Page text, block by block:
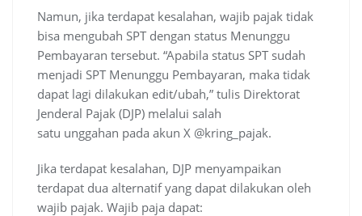
Namun, jika terdapat kesalahan, wajib pajak tidak
bisa mengubah SPT dengan status Menunggu
Pembayaran tersebut. “Apabila status SPT sudah
menjadi SPT Menunggu Pembayaran, maka tidak
dapat lagi dilakukan edit/ubah,” tulis Direktorat
Jenderal Pajak (DJP) melalui salah
satu unggahan pada akun X @kring_pajak.
Jika terdapat kesalahan, DJP menyampaikan
terdapat dua alternatif yang dapat dilakukan oleh
wajib pajak. Wajib paja dapat: